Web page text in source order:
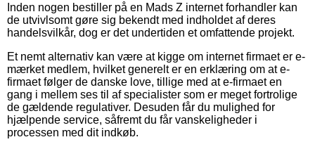
Inden nogen bestiller på en Mads Z internet forhandler kan
de utvivlsomt gøre sig bekendt med indholdet af deres
handelsvilkår, dog er det undertiden et omfattende projekt.
Et nemt alternativ kan være at kigge om internet firmaet er e-
mærket medlem, hvilket generelt er en erklæring om at e-
firmaet følger de danske love, tillige med at e-firmaet en
gang i mellem ses til af specialister som er meget fortrolige
de gældende regulativer. Desuden får du mulighed for
hjælpende service, såfremt du får vanskeligheder i
processen med dit indkøb.